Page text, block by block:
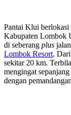
Pantai Klui berlokasi
Kabupaten Lombok
di seberang plus
Lombok Resort.
sekitar 20 km.
mengingat
dengan